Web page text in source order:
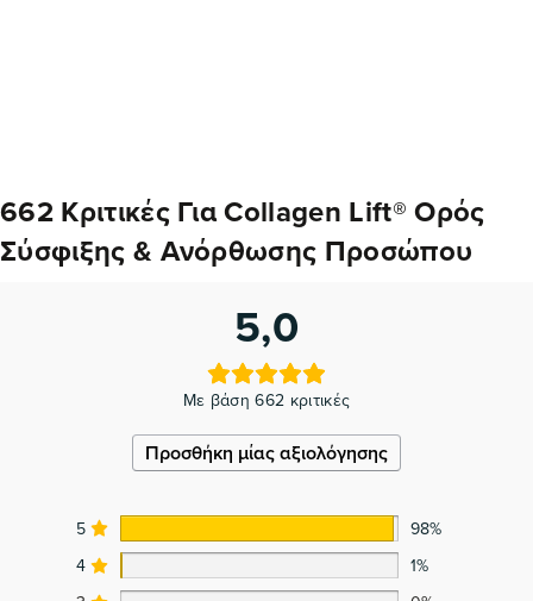
662 Κριτικές ΓιαCollagen Lift® Ορός
Σύσφιξης & Ανόρθωσης Προσώπου
5,0
Με βάση 662 κριτικές
Προσθήκη μίας αξιολόγησης
5
98%
4
1%